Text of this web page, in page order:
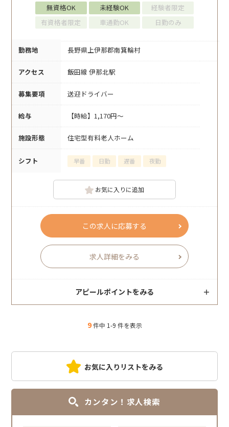
無資格OK 未経験OK
経験者限定
有資格者限定
車通勤OK 日勤のみ
勤務地 長野県上伊那郡南箕輪村
アクセス 飯田線 伊那北駅
募集要項 送迎ドライバー
給与 【時給】1,170円～
施設形態 住宅型有料老人ホーム
シフト 早番 日勤 遅番 夜勤
お気に入りに追加
この求人に応募する
求人詳細をみる
アピールポイントをみる
9件中 1-9 件を表示
お気に入りリストをみる
カンタン！求人検索